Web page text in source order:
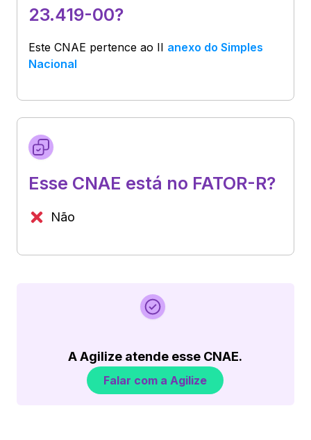
23.419-00?
Este CNAE pertence ao II anexo do Simples
Nacional
Esse CNAE está no FATOR-R?
Não
A Agilize atende esse CNAE.
Falar com a Agilize